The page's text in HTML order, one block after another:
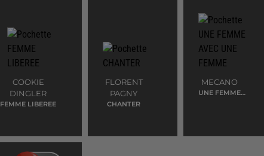
COOKIE
DINGLER
FEMME LIBEREE
FLORENT
PAGNY
CHANTER
MECANO
UNE FEMME